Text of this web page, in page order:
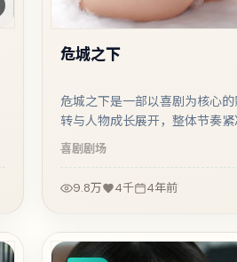
危城之下
危城之下是一部以喜剧为核心
转与人物成长展开，整体节奏紧
喜剧剧场
9.8万 4千 4年前